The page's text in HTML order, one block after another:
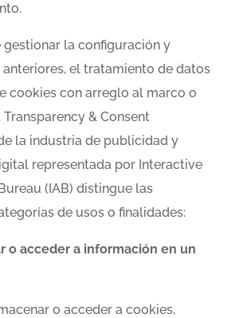
gestionar la configuración y
anteriores, el tratamiento de datos
cookies con arreglo al marco o
& Consent
la industria de publicidad y
representada por Interactive
(IAB) distingue las
de usos o finalidades:
o acceder a información en un
o acceder a cookies,